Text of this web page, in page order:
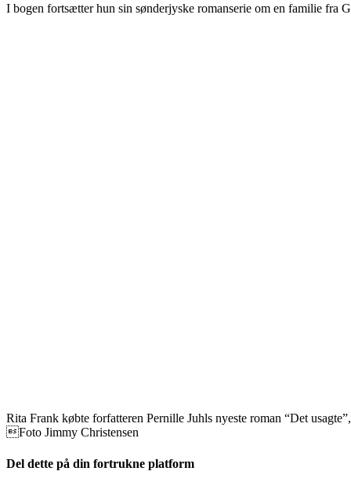
I bogen fortsætter hun sin sønderjyske romanserie om en familie fra
Rita Frank købte forfatteren Pernille Juhls nyeste roman “Det
Foto Jimmy Christensen
Del dette på din fortrukne platform